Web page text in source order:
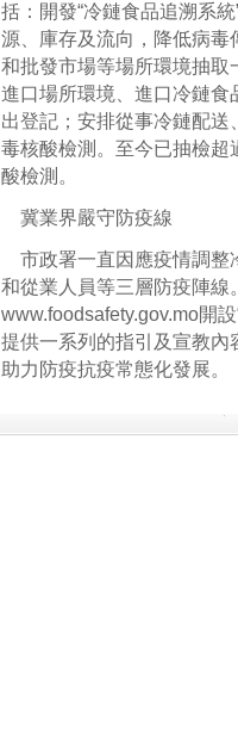
括：開發“冷鏈食品追溯系
源、庫存及流向，降低病
和批發市場等場所環境抽
進口場所環境、進口冷鏈
出登記；安排從事冷鏈配
毒核酸檢測。至今已抽檢
酸檢測。
冀業界嚴守防疫線
市政署一直因應疫情調整
和從業人員等三層防疫陣線
www.foodsafety.gov.mo開
提供一系列的指引及宣教
助力防疫抗疫常態化發展。